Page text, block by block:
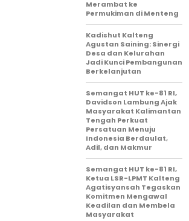
Merambat ke
Permukiman di Menteng
Kadishut Kalteng
Agustan Saining: Sinergi
Desa dan Kelurahan
Jadi Kunci Pembangunan
Berkelanjutan
Semangat HUT ke-81 RI,
Davidson Lambung Ajak
Masyarakat Kalimantan
Tengah Perkuat
Persatuan Menuju
Indonesia Berdaulat,
Adil, dan Makmur
Semangat HUT ke-81 RI,
Ketua LSR-LPMT Kalteng
Agatisyansah Tegaskan
Komitmen Mengawal
Keadilan dan Membela
Masyarakat